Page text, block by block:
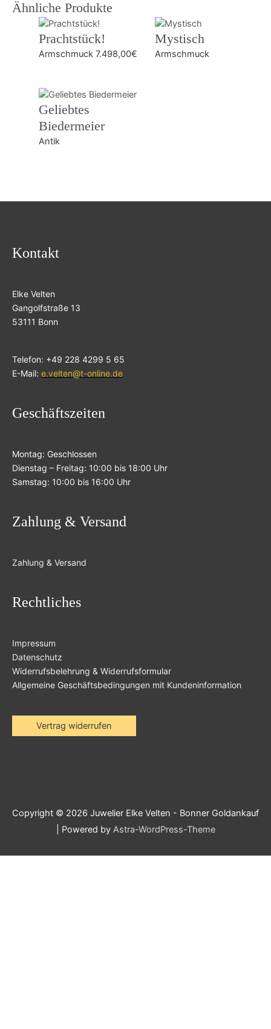
Ähnliche Produkte
Prachtstück!
Armschmuck 7.498,00€
Mystisch
Armschmuck
Geliebtes
Biedermeier
Antik
Kontakt
Elke Velten
Gangolfstraße 13
53111 Bonn
Telefon: +49 228 4299 5 65
E-Mail: e.velten@t-online.de
Geschäftszeiten
Montag: Geschlossen
Dienstag – Freitag: 10:00 bis 18:00 Uhr
Samstag: 10:00 bis 16:00 Uhr
Zahlung & Versand
Zahlung & Versand
Rechtliches
Impressum
Datenschutz
Widerrufsbelehrung & Widerrufsformular
Allgemeine Geschäftsbedingungen mit Kundeninformation
Vertrag widerrufen
Copyright © 2026 Juwelier Elke Velten - Bonner Goldankauf
| Powered by Astra-WordPress-Theme